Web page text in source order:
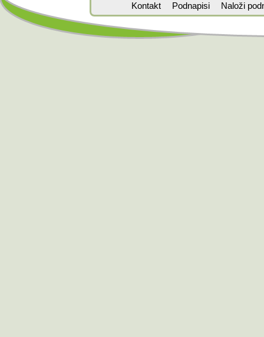
Kontakt Podnapisi Naloži